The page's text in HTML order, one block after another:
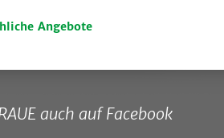
Angebote
auch auf Facebook